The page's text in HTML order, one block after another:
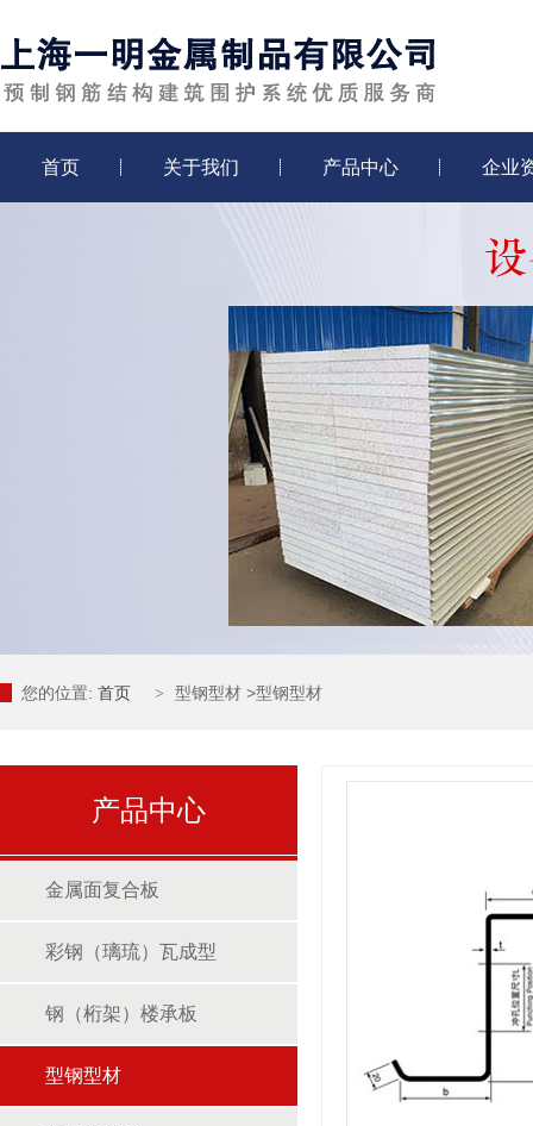
首页 关于我们 产品中心 企业
您的位置: 首页 > 型钢型材 >型钢型材
产品中心
金属面复合板
彩钢（璃琉）瓦成型
钢（桁架）楼承板
型钢型材